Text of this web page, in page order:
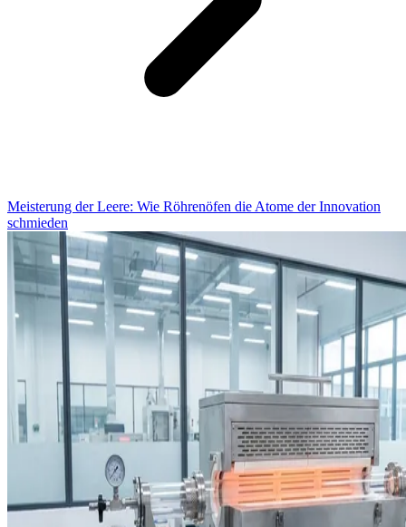
Meisterung der Leere: Wie Röhrenöfen die Atome der Innovation
schmieden